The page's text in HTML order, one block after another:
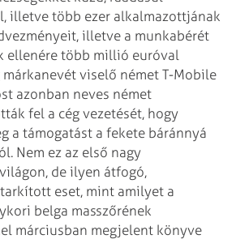
illetve több ezer alkalmazottjának
illetve a munkabérét
ellenére több millió euróval
márkanevét viselő német T-Mobile
azonban neves német
fel a cég vezetését, hogy
a támogatást a fekete báránnyá
Nem ez az első nagy
de ilyen átfogó,
eset, mint amilyet a
belga masszőrének
márciusban megjelent könyve